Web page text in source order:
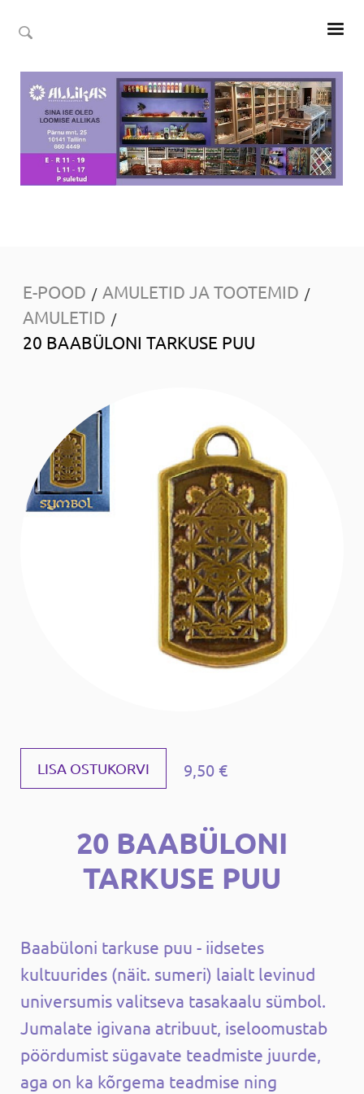
E-POOD / AMULETID JA TOOTEMID /
AMULETID /
20 BAABÜLONI TARKUSE PUU
LISA OSTUKORVI 9,50 €
20 BAABÜLONI
TARKUSE PUU
Baabüloni tarkuse puu - iidsetes
kultuurides (näit. sumeri) laialt levinud
universumis valitseva tasakaalu sümbol.
Jumalate igivana atribuut, iseloomustab
pöördumist sügavate teadmiste juurde,
aga on ka kõrgema teadmise ning